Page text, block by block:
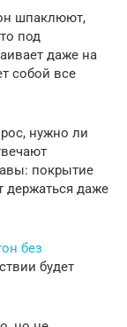
шпаклюют,
под
даже на
собой все
нужно ли
покрытие
держаться даже
без
будет